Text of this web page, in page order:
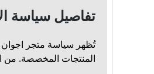
تفاصيل سياسة
تُظهر سياسة متجر اجوان
المنتجات المخصصة. من